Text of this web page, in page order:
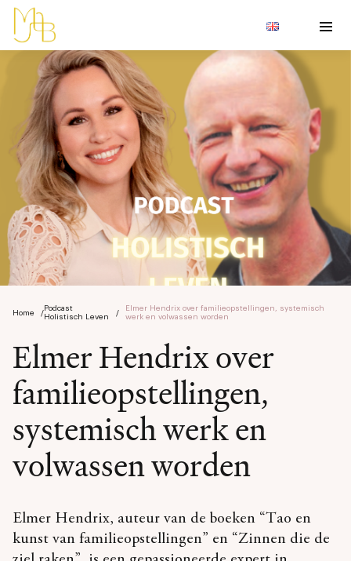
Home /
Podcast
Holistisch Leven
/
Elmer Hendrix over familieopstellingen, systemisch
werk en volwassen worden
Elmer Hendrix over
familieopstellingen,
systemisch werk en
volwassen worden
Elmer Hendrix, auteur van de boeken “Tao en
kunst van familieopstellingen” en “Zinnen die de